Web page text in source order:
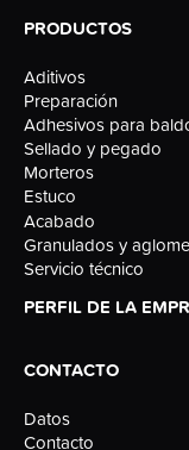
PRODUCTOS
Aditivos
Preparación
Adhesivos para
Sellado y pegado
Morteros
Estuco
Acabado
Granulados y
Servicio técnico
PERFIL DE LA
CONTACTO
Datos
Contacto